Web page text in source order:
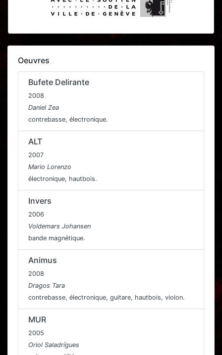
Oeuvres
Bufete Delirante
2008
Daniel Zea
contrebasse, électronique.
ALT
2007
Mario Lorenzo
électronique, hautbois.
Invers
2006
Voldemars Johansen
bande magnétique.
Animus
2008
Dragos Tara
contrebasse, électronique, guitare, hautbois, violon.
MUR
2005
Oriol Saladrígues